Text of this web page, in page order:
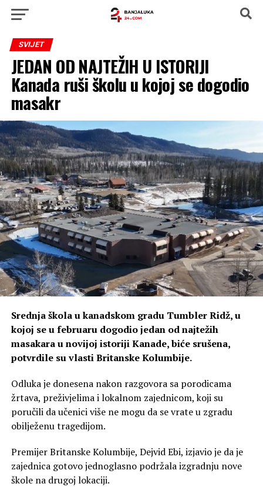
SVIJET
JEDAN OD NAJTEŽIH U ISTORIJI
Kanada ruši školu u kojoj se dogodio
masakr
Srednja škola u kanadskom gradu Tumbler Ridž, u
kojoj se u februaru dogodio jedan od najtežih
masakara u novijoj istoriji Kanade, biće srušena,
potvrdile su vlasti Britanske Kolumbije.
Odluka je donesena nakon razgovora sa porodicama
žrtava, preživjelima i lokalnom zajednicom, koji su
poručili da učenici više ne mogu da se vrate u zgradu
obilježenu tragedijom.
Premijer Britanske Kolumbije, Dejvid Ebi, izjavio je da je
zajednica gotovo jednoglasno podržala izgradnju nove
škole na drugoj lokaciji.